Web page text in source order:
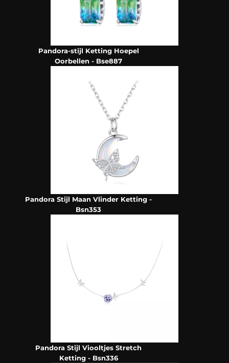
Pandora-stijl Ketting Hoepel
Oorbellen - Bse887
Pandora Stijl Maan Vlinder Ketting -
Bsn353
Pandora Stijl Viooltjes Stretch
Ketting - Bsn336